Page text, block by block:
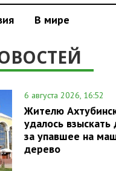
В мире
6 августа 2026, 16:52
Жителю
удалось взыскать
за упавшее на
дерево